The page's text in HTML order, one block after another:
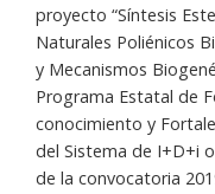
proyecto “Síntesis
Naturales Poliénicos
y Mecanismos
Programa Estatal de
conocimiento y
del Sistema de I+D+i
de la convocatoria